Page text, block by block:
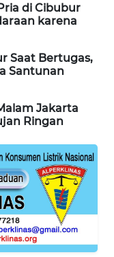
di Cibubur
karena
Saat Bertugas,
Santunan
Jakarta
Ringan